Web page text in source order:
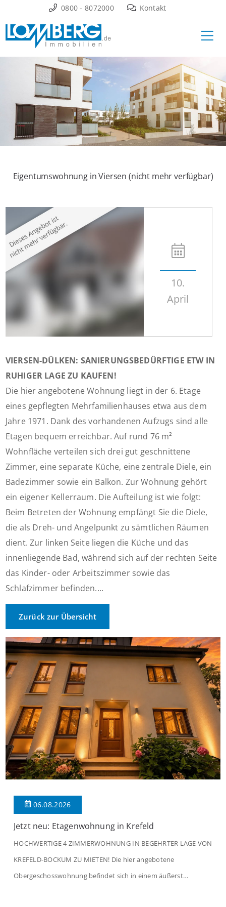
Inhalt
springen
0800 - 8072000 Kontakt
Eigentumswohnung in Viersen (nicht mehr verfügbar)
10.
April
VIERSEN-DÜLKEN: SANIERUNGSBEDÜRFTIGE ETW IN
RUHIGER LAGE ZU KAUFEN!
Die hier angebotene Wohnung liegt in der 6. Etage
eines gepflegten Mehrfamilienhauses etwa aus dem
Jahre 1971. Dank des vorhandenen Aufzugs sind alle
Etagen bequem erreichbar. Auf rund 76 m²
Wohnfläche verteilen sich drei gut geschnittene
Zimmer, eine separate Küche, eine zentrale Diele, ein
Badezimmer sowie ein Balkon. Zur Wohnung gehört
ein eigener Kellerraum. Die Aufteilung ist wie folgt:
Beim Betreten der Wohnung empfängt Sie die Diele,
die als Dreh- und Angelpunkt zu sämtlichen Räumen
dient. Zur linken Seite liegen die Küche und das
innenliegende Bad, während sich auf der rechten Seite
das Kinder- oder Arbeitszimmer sowie das
Schlafzimmer befinden....
Zurück zur Übersicht
06.08.2026
Jetzt neu: Etagenwohnung in Krefeld
HOCHWERTIGE 4 ZIMMERWOHNUNG IN BEGEHRTER LAGE VON
KREFELD-BOCKUM ZU MIETEN! Die hier angebotene
Obergeschosswohnung befindet sich in einem äußerst